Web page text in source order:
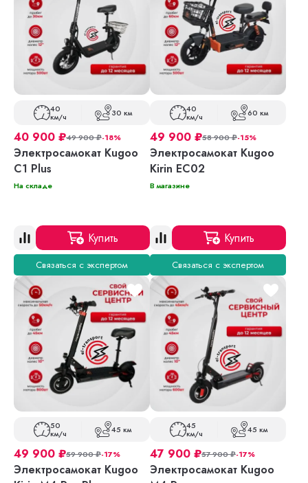
40
км/ч 30 км
40 900 ₽49 900₽-18%
Электросамокат Kugoo
C1 Plus
На складе
Купить
Связаться с экспертом
40
км/ч 60 км
49 900 ₽58 900₽-15%
Электросамокат Kugoo
Kirin EC02
В магазине
Купить
Связаться с экспертом
50
км/ч 45 км
49 900 ₽59 900₽-17%
Электросамокат Kugoo
45
км/ч 45 км
47 900 ₽57 900₽-17%
Электросамокат Kugoo